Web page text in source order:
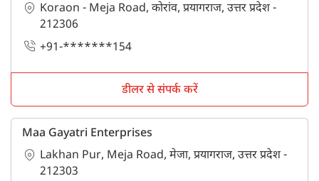
Koraon - Meja Road, कोरांव, प्रयागराज, उत्तर प्रदेश -
212306
+91-*******154
डीलर से संपर्क करें
Maa Gayatri Enterprises
Lakhan Pur, Meja Road, मेजा, प्रयागराज, उत्तर प्रदेश -
212303